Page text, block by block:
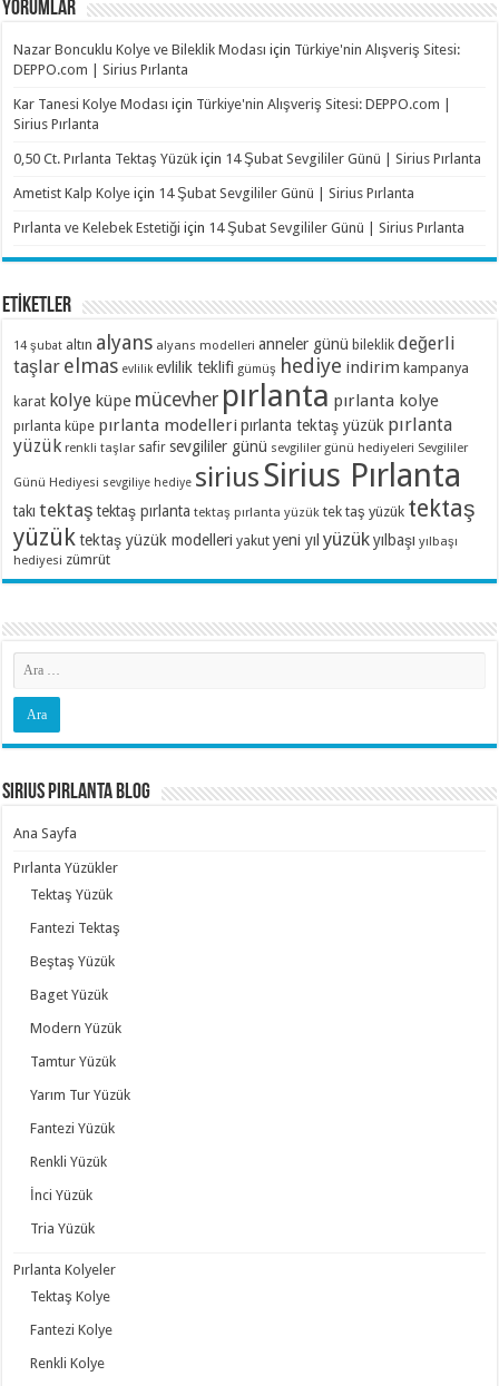
YORUMLAR
Nazar Boncuklu Kolye ve Bileklik Modası için Türkiye'nin Alışveriş Sitesi:
DEPPO.com | Sirius Pırlanta
Kar Tanesi Kolye Modası için Türkiye'nin Alışveriş Sitesi: DEPPO.com |
Sirius Pırlanta
0,50 Ct. Pırlanta Tektaş Yüzük için 14 Şubat Sevgililer Günü | Sirius Pırlanta
Ametist Kalp Kolye için 14 Şubat Sevgililer Günü | Sirius Pırlanta
Pırlanta ve Kelebek Estetiği için 14 Şubat Sevgililer Günü | Sirius Pırlanta
ETİKETLER
14 şubat altın alyans alyans modelleri anneler günü bileklik değerli
taşlar elmas evlilik evlilik teklifi gümüş hediye indirim kampanya
karat kolye küpe mücevher pırlanta pırlanta kolye
pırlanta küpe pırlanta modelleri pırlanta tektaş yüzük pırlanta
yüzük renkli taşlar safir sevgililer günü sevgililer günü hediyeleri Sevgililer
Günü Hediyesi sevgiliye hediye siriusSirius Pırlanta
takı tektaş tektaş pırlanta tektaş pırlanta yüzük tek taş yüzük tektaş
yüzük tektaş yüzük modelleri yakut yeni yıl yüzük yılbaşı yılbaşı
hediyesi zümrüt
Sirius Pırlanta Blog
Ana Sayfa
Pırlanta Yüzükler
Tektaş Yüzük
Fantezi Tektaş
Beştaş Yüzük
Baget Yüzük
Modern Yüzük
Tamtur Yüzük
Yarım Tur Yüzük
Fantezi Yüzük
Renkli Yüzük
İnci Yüzük
Tria Yüzük
Pırlanta Kolyeler
Tektaş Kolye
Fantezi Kolye
Renkli Kolye